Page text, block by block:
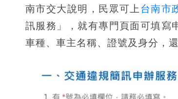
南市交大說明，民眾可上台南市
訊服務」，就有專門頁面可填寫
車種、車主名稱、證號及身分，